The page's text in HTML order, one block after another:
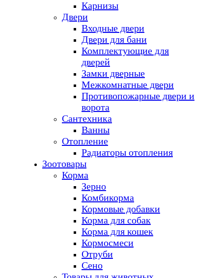
Карнизы
Двери
Входные двери
Двери для бани
Комплектующие для
дверей
Замки дверные
Межкомнатные двери
Противопожарные двери и
ворота
Сантехника
Ванны
Отопление
Радиаторы отопления
Зоотовары
Корма
Зерно
Комбикорма
Кормовые добавки
Корма для собак
Корма для кошек
Кормосмеси
Отруби
Сено